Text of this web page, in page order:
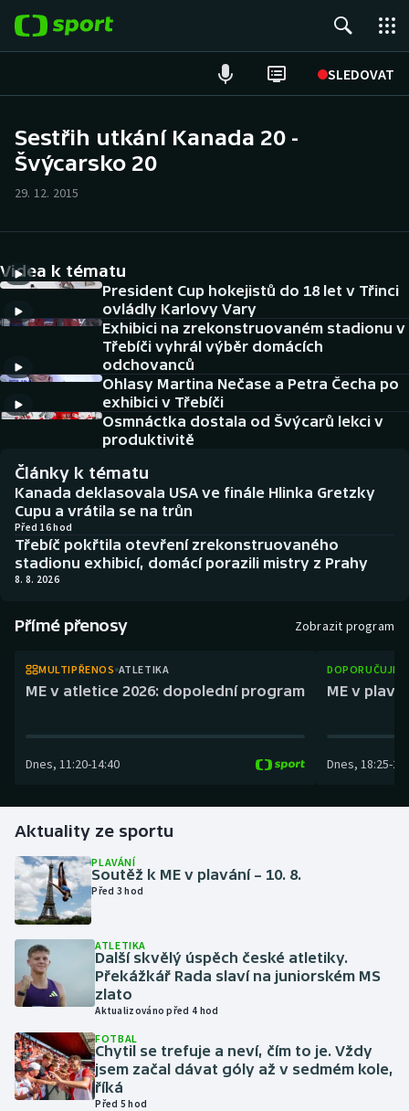
SLEDOVAT
Hokej
Cyklistika
DALŠÍ SPORTY
Americký fotbal
Baseball a softbal
Basketbal
Biatlon
Boby a skeleton
Dostihy
Futsal
Gymnastika
Házená
Jezdectví
Judo
Krasobruslení
Lezení
NEPŘEHLÉDNĚTE
Soutěže
Historické návraty
Aplikace ČT sport
AZ kvíz
Sestřih utkání Kanada 20 -
Švýcarsko 20
29. 12. 2015
Videa k tématu
President Cup hokejistů do 18 let v Třinci
ovládly Karlovy Vary
Exhibici na zrekonstruovaném stadionu v
Třebíči vyhrál výběr domácích
odchovanců
Ohlasy Martina Nečase a Petra Čecha po
exhibici v Třebíči
Osmnáctka dostala od Švýcarů lekci v
produktivitě
Články k tématu
Kanada deklasovala USA ve finále Hlinka Gretzky
Cupu a vrátila se na trůn
Před 16 hod
Třebíč pokřtila otevření zrekonstruovaného
stadionu exhibicí, domácí porazili mistry z Prahy
8. 8. 2026
Přímé přenosy Zobrazit program
MULTIPŘENOS ATLETIKA
ME v atletice 2026: dopolední program
Dnes, 11:20-14:40
ME v
Dnes, 18:25-
Aktuality ze sportu
PLAVÁNÍ
Soutěž k ME v plavání – 10. 8.
Před 3 hod
ATLETIKA
Další skvělý úspěch české atletiky.
Překážkář Rada slaví na juniorském MS
zlato
Aktualizováno před 4 hod
FOTBAL
Chytil se trefuje a neví, čím to je. Vždy
jsem začal dávat góly až v sedmém kole,
říká
Před 5 hod